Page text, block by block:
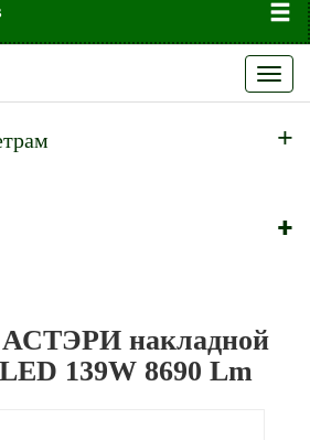
+
+
накладной
139W 8690 Lm